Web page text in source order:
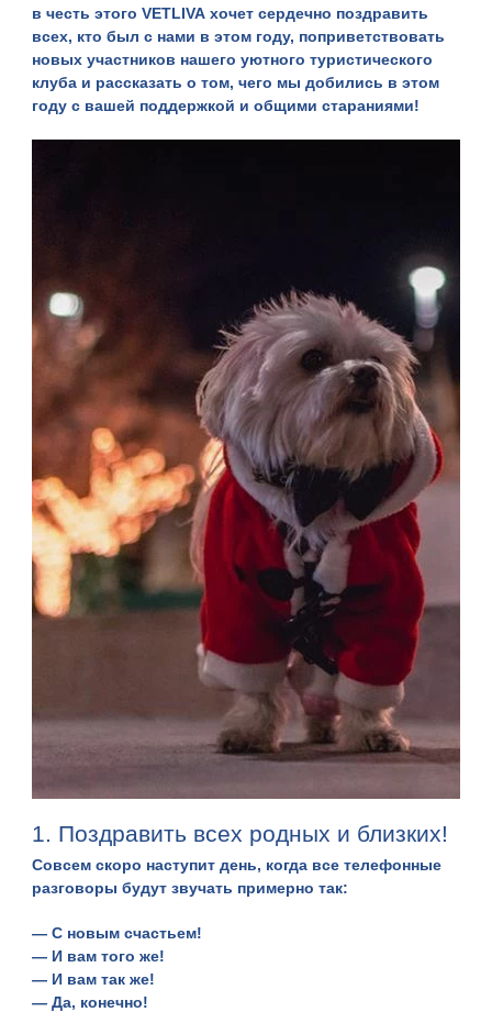
в честь этогоVETLIVA хочет сердечно поздравить
всех, кто был с нами в этом году, поприветствовать
новых участников нашего уютного туристического
клуба и рассказать о том, чего мы добились в этом
году с вашей поддержкой и общими стараниями!
1. Поздравить всех родных и близких!
Совсем скоро наступит день, когда все телефонные
разговоры будут звучать примерно так:
— С новым счастьем!
— И вам того же!
— И вам так же!
— Да, конечно!